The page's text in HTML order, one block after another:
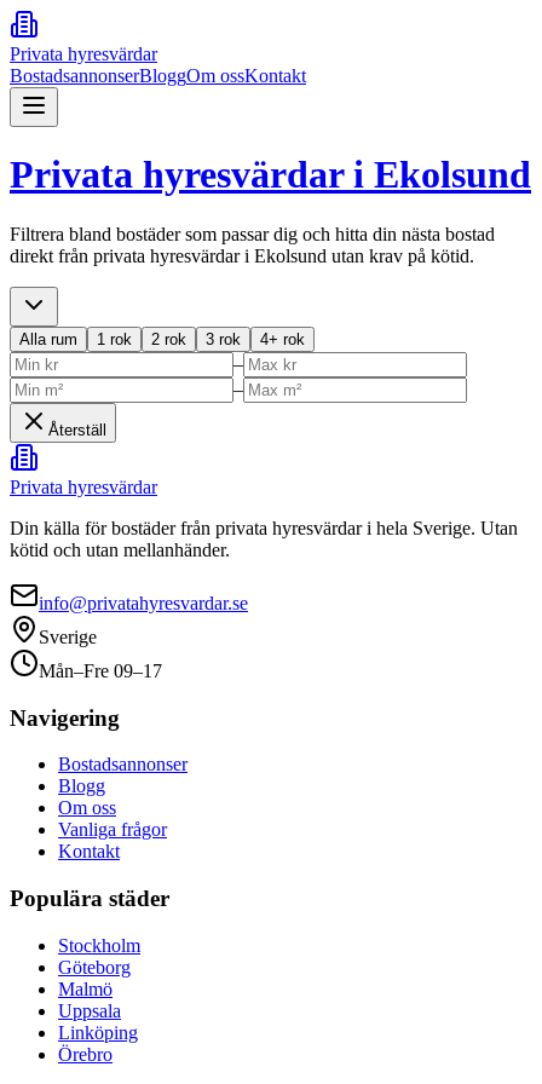
Privata hyresvärdar
BostadsannonserBloggOm ossKontakt
Privata hyresvärdar i Ekolsund
Filtrera bland bostäder som passar dig och hitta din nästa bostad
direkt från privata hyresvärdar i Ekolsund utan krav på kötid.
Alla rum 1 rok 2 rok 3 rok 4+ rok
–
–
Återställ
Privata hyresvärdar
Din källa för bostäder från privata hyresvärdar i hela Sverige. Utan
kötid och utan mellanhänder.
info@privatahyresvardar.se
Sverige
Mån–Fre 09–17
Navigering
Bostadsannonser
Blogg
Om oss
Vanliga frågor
Kontakt
Populära städer
Stockholm
Göteborg
Malmö
Uppsala
Linköping
Örebro